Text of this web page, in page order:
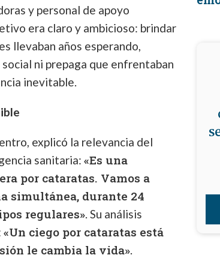
y personal de apoyo
era claro y ambicioso: brindar
llevaban años esperando,
ni prepaga que enfrentaban
inevitable.
explicó la relevancia del
sanitaria: «Es una
por cataratas. Vamos a
simultánea, durante 24
regulares». Su análisis
«Un ciego por cataratas está
le cambia la vida».